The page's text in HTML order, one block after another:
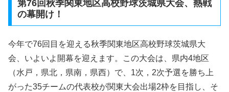
第76回秋季関東地区高校野球茨城県大会、熱戦
の幕開け！
今年で76回目を迎える秋季関東地区高校野球茨城県大
会、いよいよ開幕を迎えます。この大会は、県内4地区
（水戸，県北，県南，県西）で、1次，2次予選を勝ち上
がった35チームの代表校が関東大会出場2枠を目指し、そ